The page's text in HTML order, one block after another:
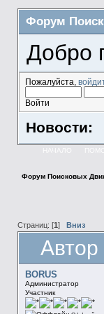
Форум
Добро
Пожалуйста,
Войти
Новости:
НАЧАЛО
Форум Поисковых
Страниц: [1 ] Вниз
Автор
BORUS
Администратор
Участник